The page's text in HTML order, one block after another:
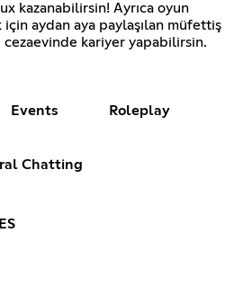
kazanabilirsin! Ayrıca oyun
aydan aya paylaşılan müfettiş
kariyer yapabilirsin.
Events Roleplay
Chatting